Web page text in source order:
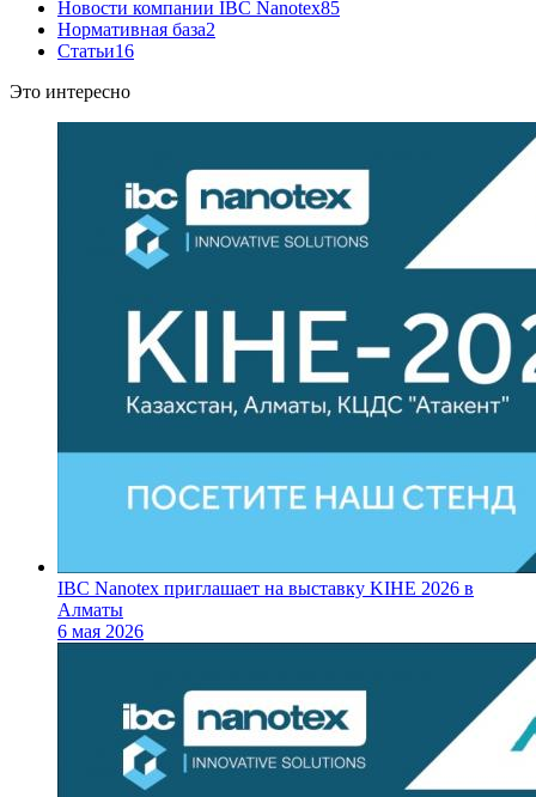
Новости компании IBC Nanotex85
Нормативная база2
Статьи16
Это интересно
IBC Nanotex приглашает на выставку KIHE 2026 в
Алматы
6 мая 2026